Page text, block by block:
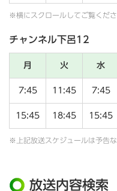
※横にスクロールしてご覧くださ
チャンネル下呂12
月 火 水
7:45 11:45 7:45
15:45 18:45 15:45
※上記放送スケジュールは予告
放送内容検索